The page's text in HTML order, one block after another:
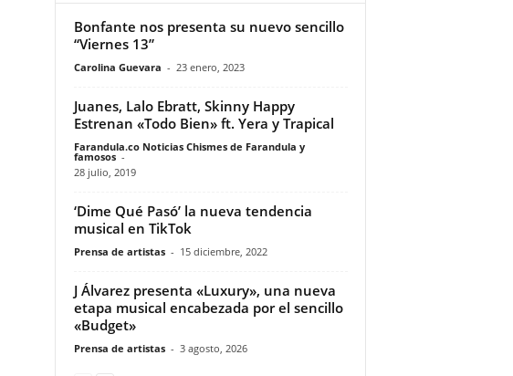
Bonfante nos presenta su nuevo sencillo
“Viernes 13”
Carolina Guevara - 23 enero, 2023
Juanes, Lalo Ebratt, Skinny Happy
Estrenan «Todo Bien» ft. Yera y Trapical
Farandula.co Noticias Chismes de Farandula y
famosos -
28 julio, 2019
‘Dime Qué Pasó’ la nueva tendencia
musical en TikTok
Prensa de artistas - 15 diciembre, 2022
J Álvarez presenta «Luxury», una nueva
etapa musical encabezada por el sencillo
«Budget»
Prensa de artistas - 3 agosto, 2026